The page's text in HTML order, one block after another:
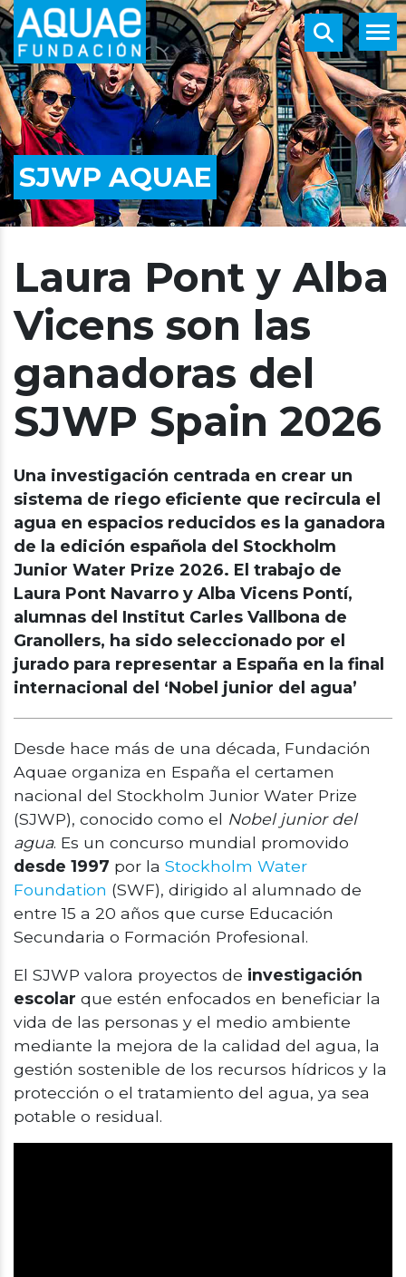
SJWP AQUAE
Laura Pont y Alba
Vicens son las
ganadoras del
SJWP Spain 2026
Una investigación centrada en crear un
sistema de riego eficiente que recircula el
agua en espacios reducidos es la ganadora
de la edición española del Stockholm
Junior Water Prize 2026. El trabajo de
Laura Pont Navarro y Alba Vicens Pontí,
alumnas del Institut Carles Vallbona de
Granollers, ha sido seleccionado por el
jurado para representar a España en la final
internacional del ‘Nobel junior del agua’
Desde hace más de una década, Fundación
Aquae organiza en España el certamen
nacional del Stockholm Junior Water Prize
(SJWP), conocido como el Nobel junior del
agua. Es un concurso mundial promovido
desde 1997 por la Stockholm Water
Foundation (SWF), dirigido al alumnado de
entre 15 a 20 años que curse Educación
Secundaria o Formación Profesional.
El SJWP valora proyectos de investigación
escolar que estén enfocados en beneficiar la
vida de las personas y el medio ambiente
mediante la mejora de la calidad del agua, la
gestión sostenible de los recursos hídricos y la
protección o el tratamiento del agua, ya sea
potable o residual.